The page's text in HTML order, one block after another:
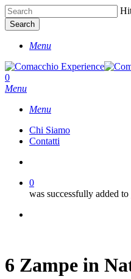
Skip
to
main
content
Search
SearchMenu
account
0
Menu
Menu
Chi Siamo
Contatti
0
was successfully added
6 Zampe in